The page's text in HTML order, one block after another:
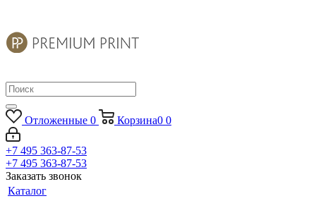
Отложенные 0 Корзина0 0
+7 495 363-87-53
+7 495 363-87-53
Заказать звонок
Каталог